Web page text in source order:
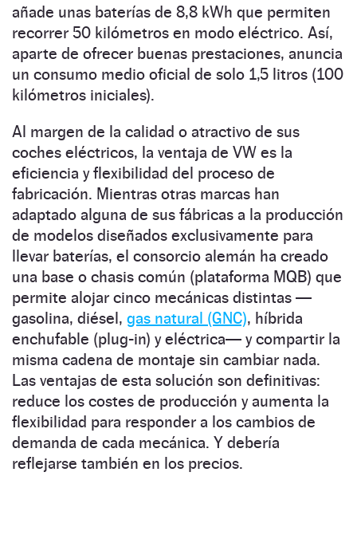
añade unas baterías de 8,8 kWh que permiten
recorrer 50 kilómetros en modo eléctrico. Así,
aparte de ofrecer buenas prestaciones, anuncia
un consumo medio oficial de solo 1,5 litros (100
kilómetros iniciales).
Al margen de la calidad o atractivo de sus
coches eléctricos, la ventaja de VW es la
eficiencia y flexibilidad del proceso de
fabricación. Mientras otras marcas han
adaptado alguna de sus fábricas a la producción
de modelos diseñados exclusivamente para
llevar baterías, el consorcio alemán ha creado
una base o chasis común (plataforma MQB) que
permite alojar cinco mecánicas distintas —
gasolina, diésel, gas natural (GNC), híbrida
enchufable (plug-in) y eléctrica— y compartir la
misma cadena de montaje sin cambiar nada.
Las ventajas de esta solución son definitivas:
reduce los costes de producción y aumenta la
flexibilidad para responder a los cambios de
demanda de cada mecánica. Y debería
reflejarse también en los precios.